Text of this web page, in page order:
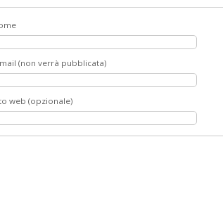
(non verrà pubblicata)
web (opzionale)